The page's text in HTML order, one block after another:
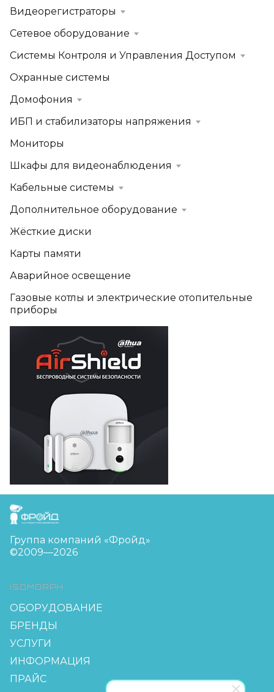
Видеорегистраторы
Сетевое оборудование
Системы Контроля и Управления Доступом
Охранные системы
Домофония
ИБП и стабилизаторы напряжения
Мониторы
Шкафы для видеонаблюдения
Кабельные системы
Дополнительное оборудование
Жёсткие диски
Карты памяти
Аварийное освещение
Газовые котлы и электрические отопительные
приборы
FreudGroup
Группа компаний «Фройд»
©2009—2026
ISOMORPH
ОБОРУДОВАНИЕ
БРЕНДЫ
УСЛУГИ
ИНФОРМАЦИЯ
ПРАЙС